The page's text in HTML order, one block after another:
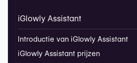
iGlowly Assistant
Introductie van iGlowly Assistant
iGlowly Assistant prijzen